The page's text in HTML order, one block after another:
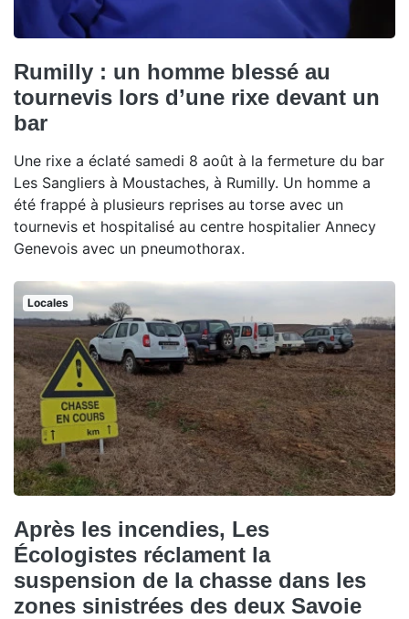
Rumilly : un homme blessé au
tournevis lors d’une rixe devant un
bar
Une rixe a éclaté samedi 8 août à la fermeture du bar
Les Sangliers à Moustaches, à Rumilly. Un homme a
été frappé à plusieurs reprises au torse avec un
tournevis et hospitalisé au centre hospitalier Annecy
Genevois avec un pneumothorax.
Locales
Après les incendies, Les
Écologistes réclament la
suspension de la chasse dans les
zones sinistrées des deux Savoie